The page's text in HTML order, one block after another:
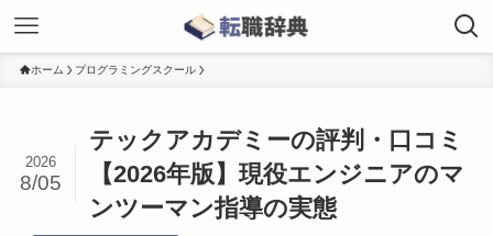
ホーム プログラミングスクール
テックアカデミーの評判・口コミ
【2026年版】現役エンジニアのマ
ンツーマン指導の実態
2026
8/05